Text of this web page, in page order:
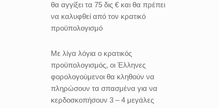
θα αγγίξει τα 75 δις € και θα πρέπει
να καλυφθεί από τον κρατικό
προϋπολογισμό
Με λίγα λόγια ο κρατικός
προϋπολογισμός, οι Έλληνες
φορολογούμενοι θα κληθούν να
πληρώσουν τα σπασμένα για να
κερδοσκοπήσουν 3 – 4 μεγάλες